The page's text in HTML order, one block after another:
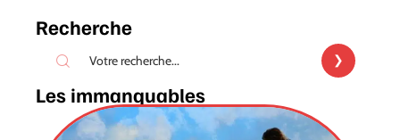
Recherche
Les immanquables